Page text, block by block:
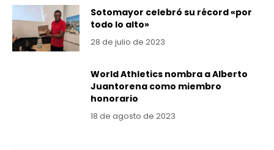
Sotomayor celebró su récord «por
todo lo alto»
28 de julio de 2023
World Athletics nombra a Alberto
Juantorena como miembro
honorario
18 de agosto de 2023